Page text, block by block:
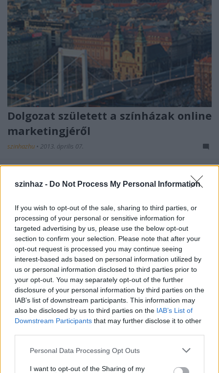
szinhaz - Do Not Process My Personal Information
If you wish to opt-out of the sale, sharing to third parties, or
processing of your personal or sensitive information for
targeted advertising by us, please use the below opt-out
section to confirm your selection. Please note that after your
opt-out request is processed you may continue seeing
interest-based ads based on personal information utilized by
us or personal information disclosed to third parties prior to
your opt-out. You may separately opt-out of the further
disclosure of your personal information by third parties on the
IAB’s list of downstream participants. This information may
also be disclosed by us to third parties on the IAB’s List of
Downstream Participants that may further disclose it to other
Please note that this website/app uses one or more Google
not limited to your visit or usage behaviour. You may click to
Personal Data Processing Opt Outs
I want to opt-out of the Sharing of my
Dolgozat született a színházak online
marketingjéről
szinhazhu • 2013. április 07.
Veres Nóra a budapesti színházak online marketing
Színigazdaság.hu-n.